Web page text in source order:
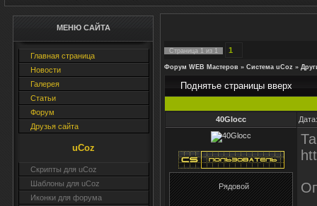
МЕНЮ САЙТА
Главная страница
Новости
Галерея
Статьи
Форум
Друзья сайта
uCoz
Скрипты для uCoz
Шаблоны для uCoz
Иконки для форума
Страница 1 из 1 1
Форум WEB Мастеров » Система uCoz »
Поднятье страницы вверх
40Glocc
Рядовой